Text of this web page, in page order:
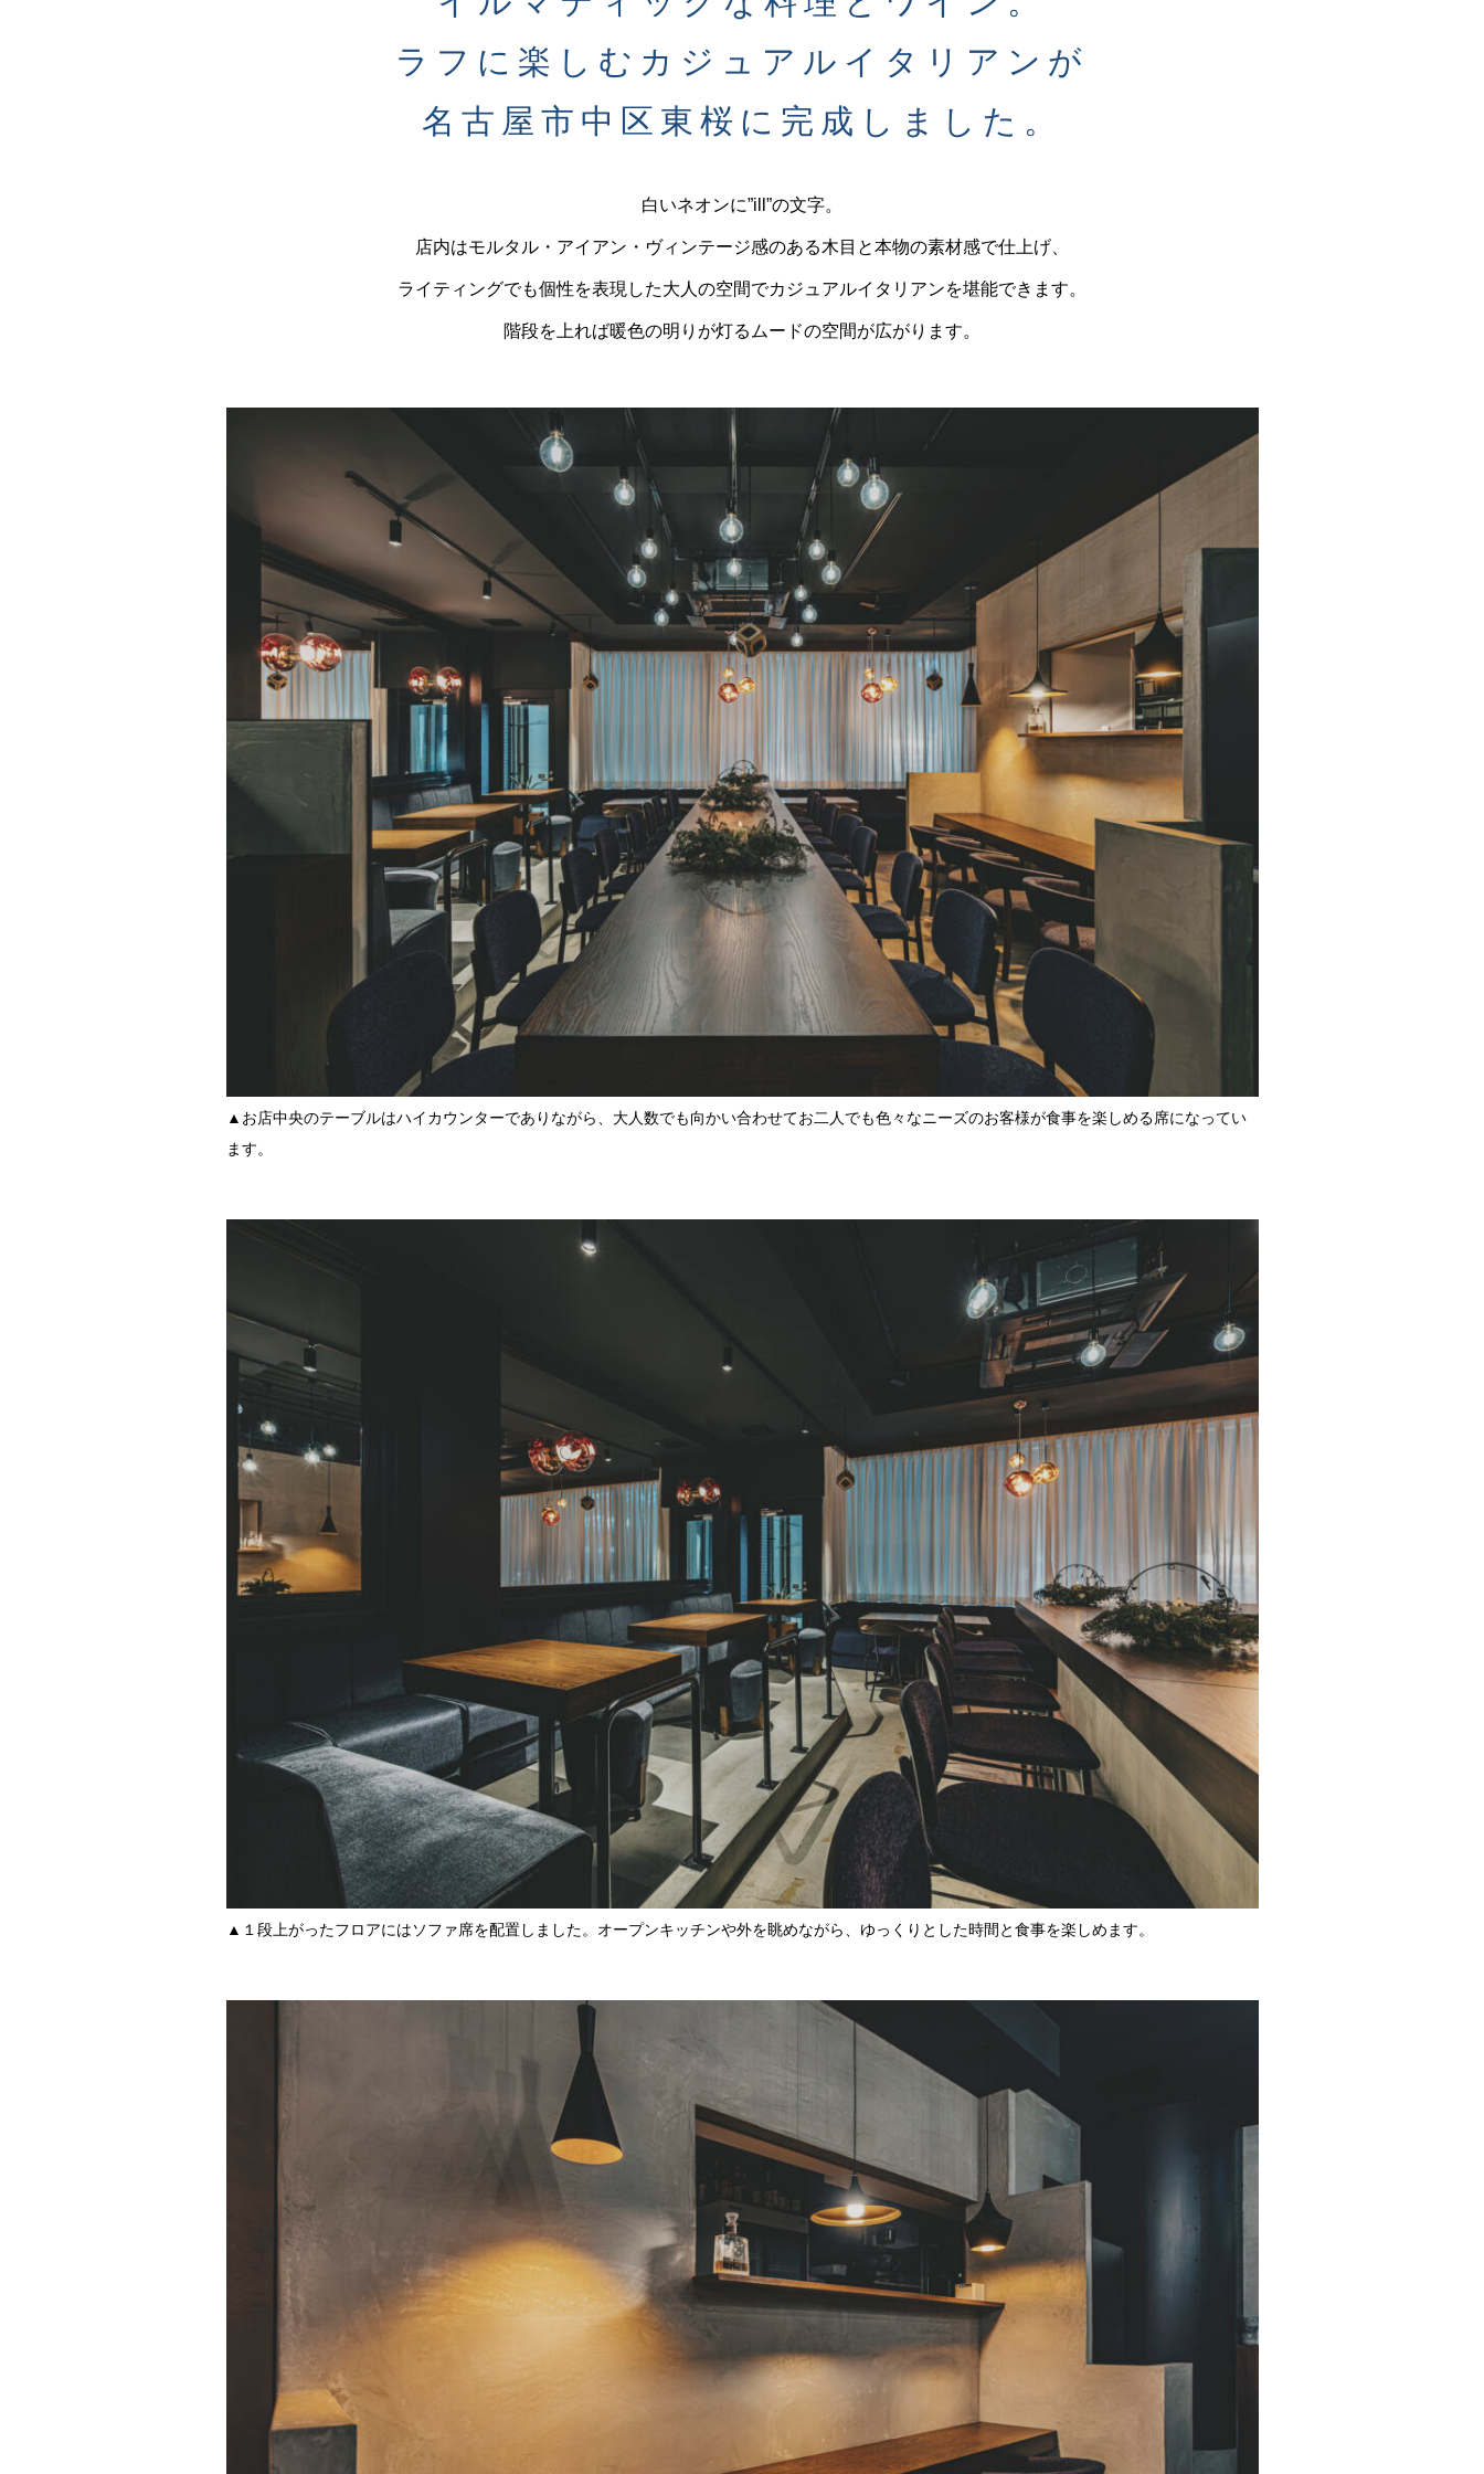
ラフに楽しむカジュアルイタリアンが
名古屋市中区東桜に完成しました。
白いネオンに”ill”の文字。
店内はモルタル・アイアン・ヴィンテージ感のある木目と本物の素材感で仕上げ、
ライティングでも個性を表現した大人の空間でカジュアルイタリアンを堪能できます。
階段を上れば暖色の明りが灯るムードの空間が広がります。
▲お店中央のテーブルはハイカウンターでありながら、大人数でも向かい合わせてお二人でも色々なニーズのお客様が食事を楽しめる席になってい
ます。
▲１段上がったフロアにはソファ席を配置しました。オープンキッチンや外を眺めながら、ゆっくりとした時間と食事を楽しめます。